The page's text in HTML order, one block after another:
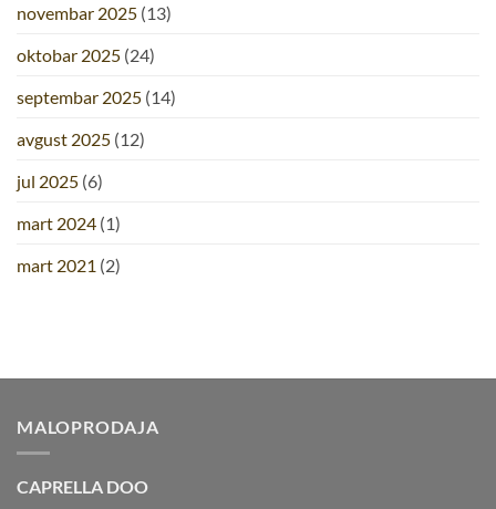
novembar 2025 (13)
oktobar 2025 (24)
septembar 2025 (14)
avgust 2025 (12)
jul 2025 (6)
mart 2024 (1)
mart 2021 (2)
MALOPRODAJA
CAPRELLA DOO